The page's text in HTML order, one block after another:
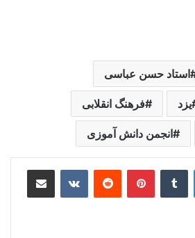
استاد حسن عباسی
یزد فرهنگ انقلابی
انجمن دانش آموزی
لینکدین ‫تامبلر ‫پین‌ترست‫رددیت ‫VKontakteاشتراک گذاری از طریق ایمیل